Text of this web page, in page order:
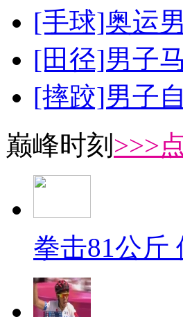
[手球]奥运
[田径]男子
[摔跤]男子
巅峰时刻 >>>
拳击81公斤